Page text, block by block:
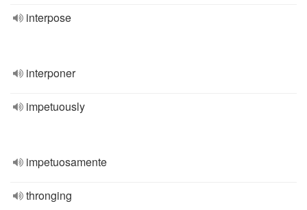
interpose
interponer
impetuously
impetuosamente
thronging